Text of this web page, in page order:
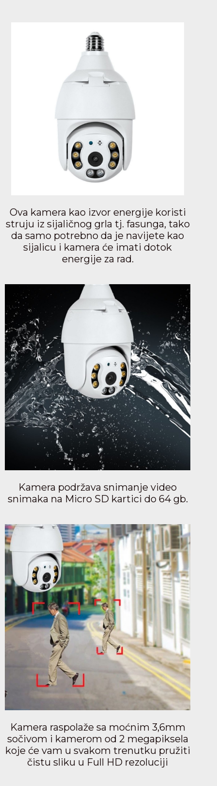
Ova kamera kao izvor energije koristi
struju iz sijaličnog grla tj. fasunga, tako
da samo potrebno da je navijete kao
sijalicu i kamera će imati dotok
energije za rad.
Kamera podržava snimanje video
snimaka na Micro SD kartici do 64 gb.
Kamera raspolaže sa moćnim 3,6mm
sočivom i kamerom od 2 megapiksela
koje će vam u svakom trenutku pružiti
čistu sliku u Full HD rezoluciji